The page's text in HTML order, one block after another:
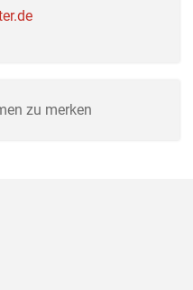
zu merken